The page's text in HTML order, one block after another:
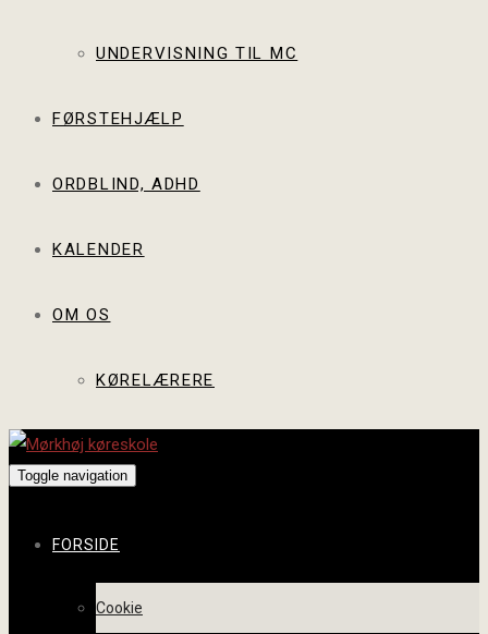
UNDERVISNING TIL MC
FØRSTEHJÆLP
ORDBLIND, ADHD
KALENDER
OM OS
KØRELÆRERE
Toggle navigation
FORSIDE
Cookie